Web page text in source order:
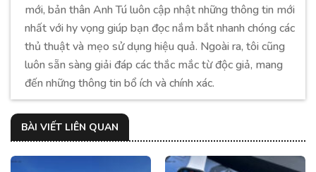
mới, bản thân Anh Tú luôn cập nhật những thông tin mới
nhất với hy vọng giúp bạn đọc nắm bắt nhanh chóng các
thủ thuật và mẹo sử dụng hiệu quả. Ngoài ra, tôi cũng
luôn sẵn sàng giải đáp các thắc mắc từ độc giả, mang
đến những thông tin bổ ích và chính xác.
BÀI VIẾT LIÊN QUAN